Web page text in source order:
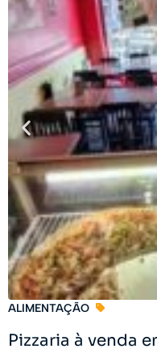
ALIMENTAÇÃO
Pizzaria à venda